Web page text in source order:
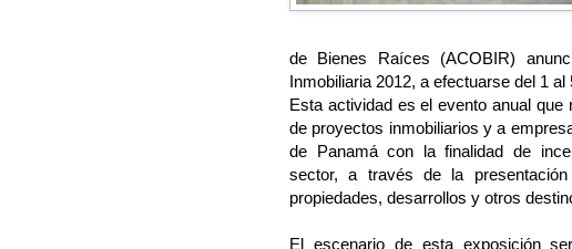
de Bienes Raíces (ACOBIR)
Inmobiliaria 2012, a efectuarse del 1
Esta actividad es el evento anual
de proyectos inmobiliarios y a
de Panamá con la finalidad de
sector, a través de la
propiedades, desarrollos y otros
El escenario de esta exposición